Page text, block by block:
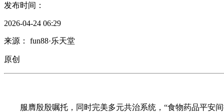
发布时间：
2026-04-24 06:29
来源： fun88·乐天堂
原创
服膺殷殷嘱托，同时完美多元共治系统，“食物药品平安间